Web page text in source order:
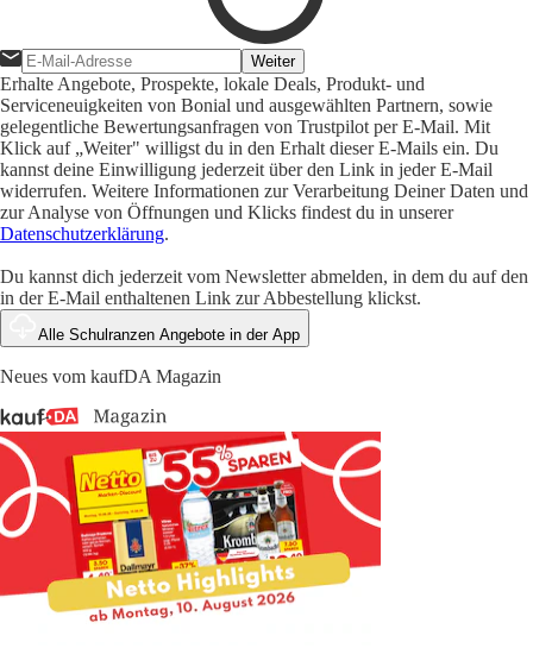
Weiter
Erhalte Angebote, Prospekte, lokale Deals, Produkt- und
Serviceneuigkeiten von Bonial und ausgewählten Partnern, sowie
gelegentliche Bewertungsanfragen von Trustpilot per E-Mail. Mit
Klick auf „Weiter" willigst du in den Erhalt dieser E-Mails ein. Du
kannst deine Einwilligung jederzeit über den Link in jeder E-Mail
widerrufen. Weitere Informationen zur Verarbeitung Deiner Daten und
zur Analyse von Öffnungen und Klicks findest du in unserer
Datenschutzerklärung.
Du kannst dich jederzeit vom Newsletter abmelden, in dem du auf den
in der E-Mail enthaltenen Link zur Abbestellung klickst.
Alle Schulranzen Angebote in der App
Neues vom kaufDA Magazin